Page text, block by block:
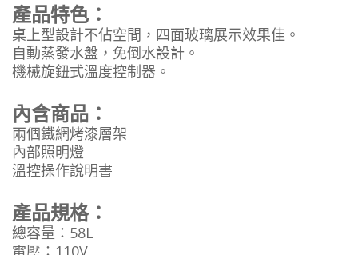
產品特色：
桌上型設計不佔空間，四面玻璃展示效果佳。
自動蒸發水盤，免倒水設計。
機械旋鈕式溫度控制器。
內含商品：
兩個鐵網烤漆層架
內部照明燈
溫控操作說明書
產品規格：
總容量：58L
電壓：110V